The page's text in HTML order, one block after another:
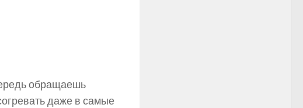
обращаешь
даже в самые